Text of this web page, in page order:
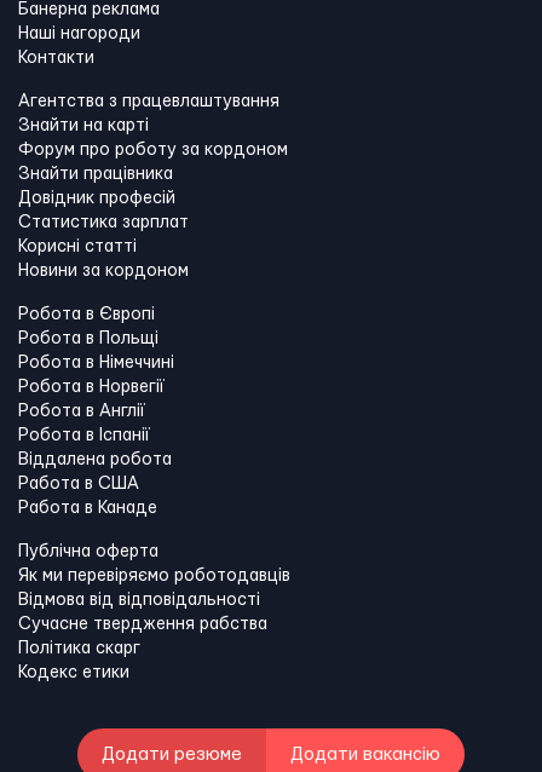
Банерна реклама
Наші нагороди
Контакти
Агентства з працевлаштування
Знайти на карті
Форум про роботу за кордоном
Знайти працівника
Довідник професій
Статистика зарплат
Корисні статті
Новини за кордоном
Робота в Європі
Робота в Польщі
Робота в Німеччині
Робота в Норвегії
Робота в Англії
Робота в Іспанії
Віддалена робота
Работа в США
Работа в Канадe
Публічна оферта
Як ми перевіряємо роботодавців
Відмова від відповідальності
Сучасне твердження рабства
Політика скарг
Кодекс етики
Додати резюме Додати вакансію